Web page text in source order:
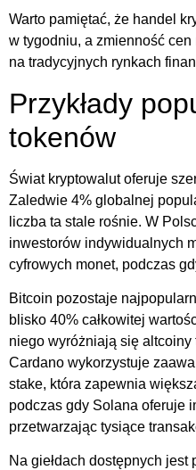
Warto pamiętać, że handel
w tygodniu, a zmienność
na tradycyjnych rynkach
Przykłady
tokenów
Świat kryptowalut oferuje
Zaledwie 4% globalnej
liczba ta stale rośnie. W
inwestorów indywidualnych
cyfrowych monet, podczas
Bitcoin pozostaje
blisko 40% całkowitej
niego wyróżniają się
Cardano wykorzystuje
stake, która zapewnia
podczas gdy Solana oferuje
przetwarzając tysiące
Na giełdach dostępnych jest